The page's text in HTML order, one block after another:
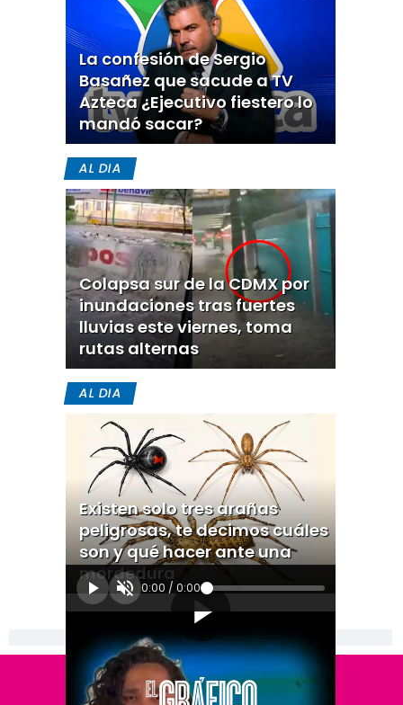
La confesión de Sergio
Basañez que sacude a TV
Azteca ¿Ejecutivo fiestero lo
mandó sacar?
AL DIA
Colapsa sur de la CDMX por
inundaciones tras fuertes
lluvias este viernes, toma
rutas alternas
AL DIA
Existen solo tres arañas
peligrosas, te decimos cuáles
son y qué hacer ante una
mordedura
0:00 / 0:00
[Publicidad]